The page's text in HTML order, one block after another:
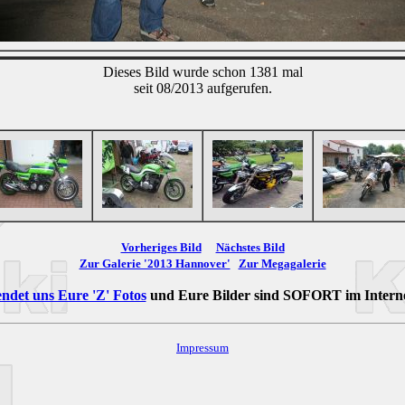
Dieses Bild wurde schon 1381 mal
seit 08/2013 aufgerufen.
Vorheriges Bild
Nächstes Bild
Zur Galerie '2013 Hannover'
Zur Megagalerie
uns Eure 'Z' Fotosund Eure Bilder sind SOFORTim
Impressum